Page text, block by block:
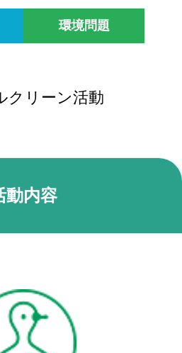
環境問題
クリーン活動
動内容